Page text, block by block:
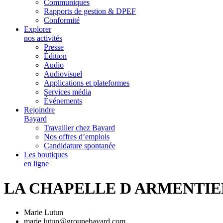
Communiqués
Rapports de gestion & DPEF
Conformité
Explorer
nos activités
Presse
Édition
Audio
Audiovisuel
Applications et plateformes
Services média
Événements
Rejoindre
Bayard
Travailler chez Bayard
Nos offres d’emplois
Candidature spontanée
Les boutiques
en ligne
LA CHAPELLE D
Marie Lutun